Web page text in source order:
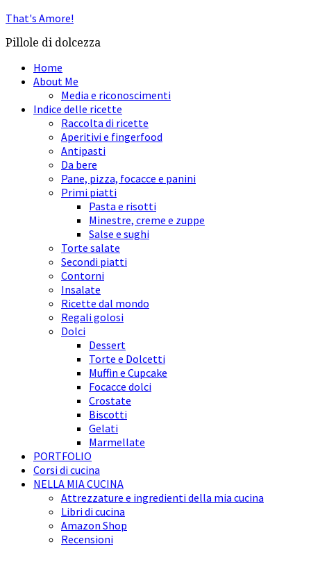
That's Amore!
Pillole di dolcezza
Home
About Me
Media e riconoscimenti
Indice delle ricette
Raccolta di ricette
Aperitivi e fingerfood
Antipasti
Da bere
Pane, pizza, focacce e panini
Primi piatti
Pasta e risotti
Minestre, creme e zuppe
Salse e sughi
Torte salate
Secondi piatti
Contorni
Insalate
Ricette dal mondo
Regali golosi
Dolci
Dessert
Torte e Dolcetti
Muffin e Cupcake
Focacce dolci
Crostate
Biscotti
Gelati
Marmellate
PORTFOLIO
Corsi di cucina
NELLA MIA CUCINA
Attrezzature e ingredienti della mia cucina
Libri di cucina
Amazon Shop
Recensioni